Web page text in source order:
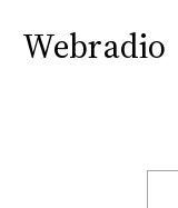
Webradio